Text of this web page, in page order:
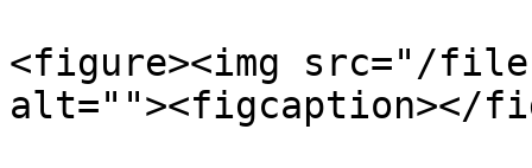
<figure><img src="/
alt=""><figcaption></